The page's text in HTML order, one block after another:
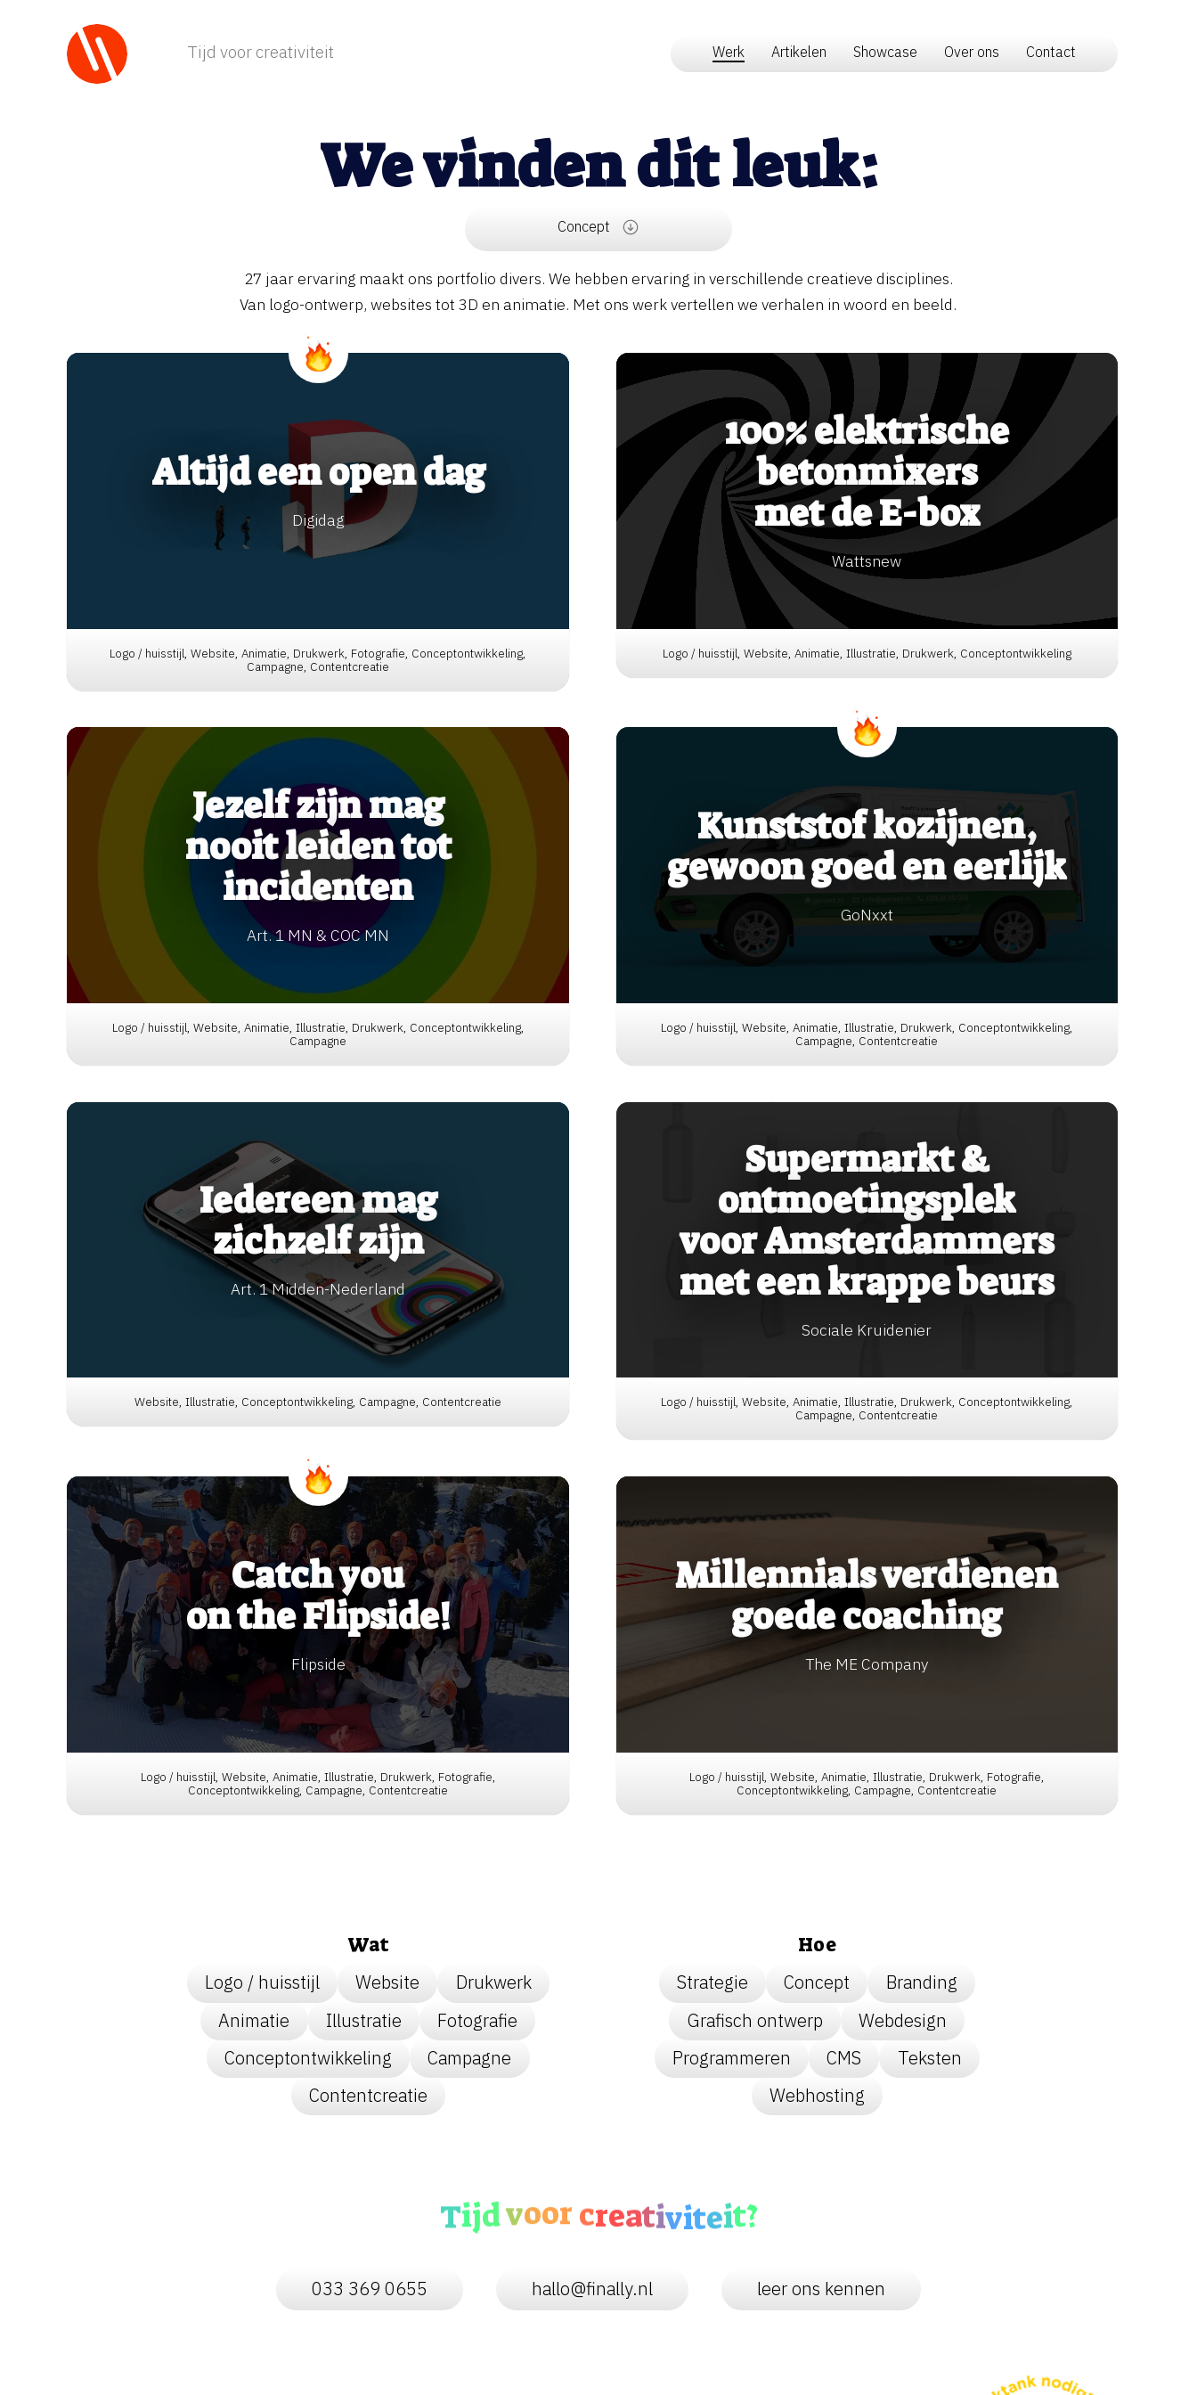
Tijd voor creativiteit Werk Artikelen Showcase Over ons Contact
We vinden dit leuk:
Concept
27 jaar ervaring maakt ons portfolio divers. We hebben ervaring in verschillende creatieve disciplines.
Van logo-ontwerp, websites tot 3D en animatie. Met ons werk vertellen we verhalen in woord en beeld.
Altijd een open dag
Digidag
Logo / huisstijl, Website, Animatie, Drukwerk, Fotografie, Conceptontwikkeling,
Campagne, Contentcreatie
100% elektrische
betonmixers
met de E-box
Wattsnew
Logo / huisstijl, Website, Animatie, Illustratie, Drukwerk, Conceptontwikkeling
Jezelf zijn mag
nooit leiden tot
incidenten
Art. 1 MN & COC MN
Logo / huisstijl, Website, Animatie, Illustratie, Drukwerk, Conceptontwikkeling,
Campagne
Kunststof kozijnen,
gewoon goed en eerlijk
GoNxxt
Logo / huisstijl, Website, Animatie, Illustratie, Drukwerk, Conceptontwikkeling,
Campagne, Contentcreatie
Iedereen mag
zichzelf zijn
Art. 1 Midden-Nederland
Website, Illustratie, Conceptontwikkeling, Campagne, Contentcreatie
Supermarkt &
ontmoetingsplek
voor Amsterdammers
met een krappe beurs
Sociale Kruidenier
Logo / huisstijl, Website, Animatie, Illustratie, Drukwerk, Conceptontwikkeling,
Campagne, Contentcreatie
Catch you
on the Flipside!
Flipside
Logo / huisstijl, Website, Animatie, Illustratie, Drukwerk, Fotografie,
Conceptontwikkeling, Campagne, Contentcreatie
Millennials verdienen
goede coaching
The ME Company
Logo / huisstijl, Website, Animatie, Illustratie, Drukwerk, Fotografie,
Conceptontwikkeling, Campagne, Contentcreatie
Wat
Logo / huisstijl Website
Drukwerk
Animatie
Illustratie
Fotografie
Conceptontwikkeling
Campagne
Contentcreatie
Hoe
Strategie Concept
Branding
Grafisch ontwerp
Webdesign
Programmeren
CMS
Teksten
Webhosting
Tijdvoor creativiteit?
033 369 0655 hallo@finally.nl leer ons kennen